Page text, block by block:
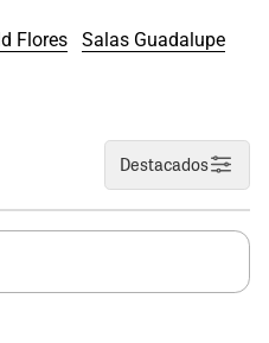
Flores
Salas Guadalupe
Destacados